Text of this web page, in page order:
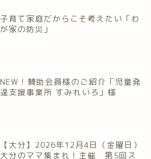
子育て家庭だからこそ考えたい「わ
が家の防災」
NEW！賛助会員様のご紹介「児童発
達支援事業所 すみれいろ」様
【大分】2026年12月4日（金曜日）
大分のママ集まれ！主催 第5回ス